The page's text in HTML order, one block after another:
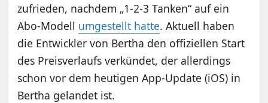
zufrieden, nachdem „1-2-3 Tanken“ auf ein
Abo-Modell umgestellt hatte. Aktuell haben
die Entwickler von Bertha den offiziellen Start
des Preisverlaufs verkündet, der allerdings
schon vor dem heutigen App-Update (iOS) in
Bertha gelandet ist.